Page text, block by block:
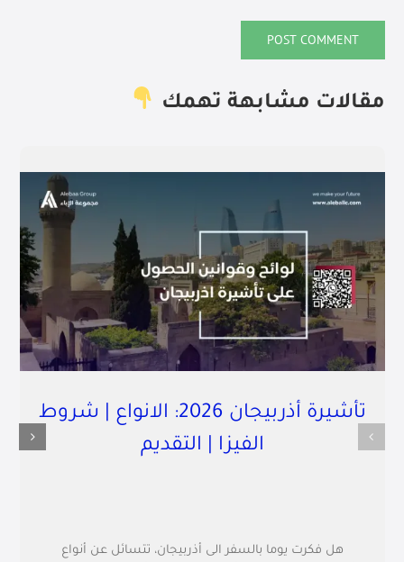
مقالات مشابهة تهمك
تأشيرة أذربيجان 2026: الانواع | شروط
الفيزا | التقديم
هل فكرت يوما بالسفر الى أذربيجان، تتسائل عن أنواع